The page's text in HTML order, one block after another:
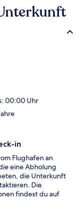
Reisende lieben
sind ganz in
Beach
00:00 Uhr
in
Flughafen an
eine Abholung
die Unterkunft
Die
findest du auf